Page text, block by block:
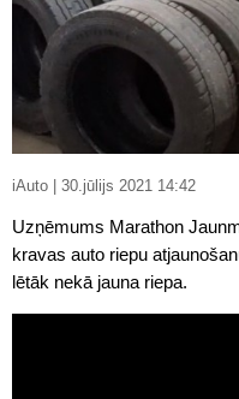
iAuto | 30.jūlijs 2021 14:42
Uzņēmums Marathon
kravas auto riepu
lētāk nekā jauna riepa.